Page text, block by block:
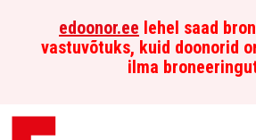
edoonor.ee lehel saad
vastuvõtuks, kuid doonorid
ilma